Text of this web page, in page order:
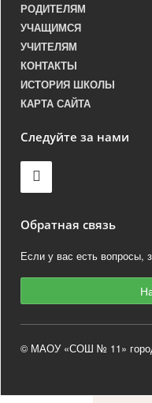
РОДИТЕЛЯМ
УЧАЩИМСЯ
УЧИТЕЛЯМ
КОНТАКТЫ
ИСТОРИЯ ШКОЛЫ
КАРТА САЙТА
Следуйте за нами
Обратная связь
Если у вас есть вопросы,
© МАОУ «СОШ № 11»